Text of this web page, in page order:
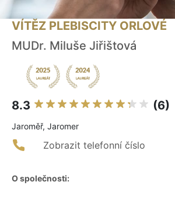
VÍTĚZ PLEBISCITY ORLOVÉ
MUDr. Miluše Jiřištová
8.3 (6)
Jaroměř, Jaromer
Zobrazit telefonní číslo
O společnosti: